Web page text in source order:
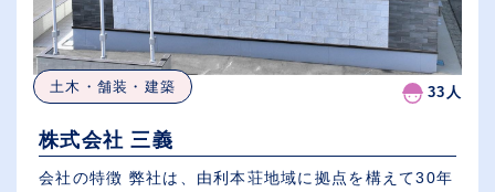
土木・舗装・建築 33人
株式会社 三義
会社の特徴 弊社は、由利本荘地域に拠点を構えて30年